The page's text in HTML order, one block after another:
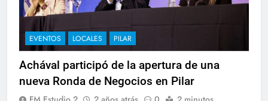
EVENTOS LOCALES PILAR
Achával participó de la apertura de una
nueva Ronda de Negocios en Pilar